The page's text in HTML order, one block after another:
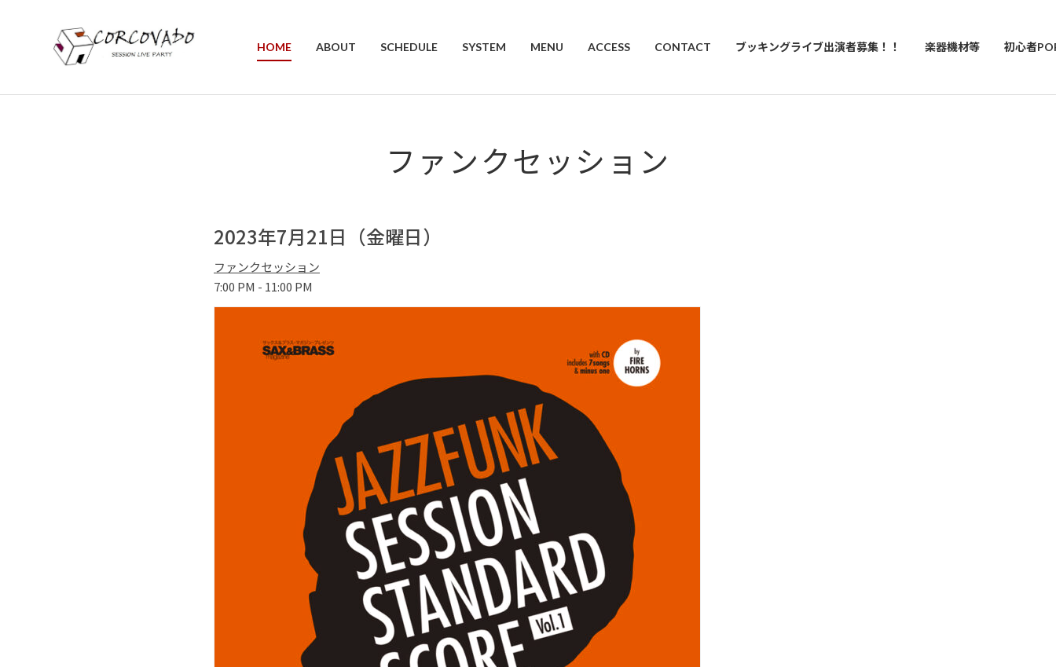
HOME ABOUT SCHEDULE SYSTEM MENU ACCESS CONTACT ブッキングライブ出演者募集！！ 楽器機材等 初心者
ファンクセッション
2023年7月21日（金曜日）
ファンクセッション
7:00 PM - 11:00 PM